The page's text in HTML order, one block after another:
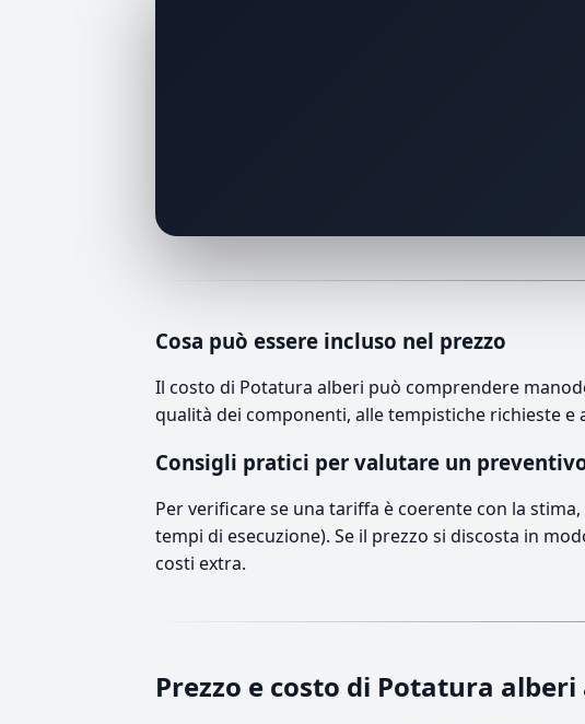
Cosa può essere incluso nel prezzo
Il costo di Potatura alberi può comprendere
qualità dei componenti, alle tempistiche richieste
Consigli pratici per valutare un
Per verificare se una tariffa è coerente con la
tempi di esecuzione). Se il prezzo si discosta in
costi extra.
Prezzo e costo di Potatura alberi